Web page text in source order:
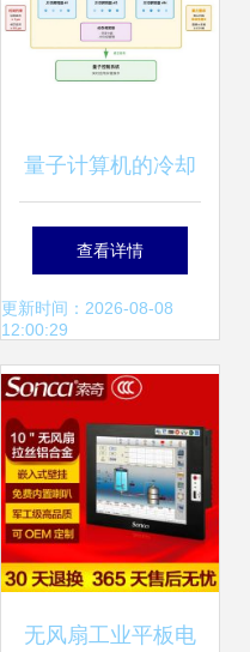
量子计算机的冷却
选择 风冷与水冷的
技术权衡
查看详情
更新时间：2026-08-08
12:00:29
无风扇工业平板电